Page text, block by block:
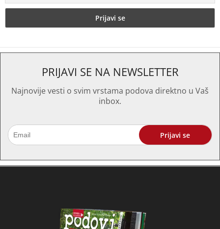
PRIJAVI SE NA NEWSLETTER
Najnovije vesti o svim vrstama podova direktno u Vaš
inbox.